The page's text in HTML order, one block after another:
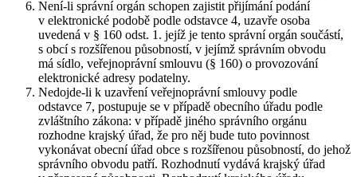
Není-li správní orgán schopen zajistit přijímání podání
v elektronické podobě podle odstavce 4, uzavře osoba
uvedená v § 160 odst. 1. jejíž je tento správní orgán součástí,
s obcí s rozšířenou působností, v jejímž správním obvodu
má sídlo, veřejnoprávní smlouvu (§ 160) o provozování
elektronické adresy podatelny.
Nedojde-li k uzavření veřejnoprávní smlouvy podle
odstavce 7, postupuje se v případě obecního úřadu podle
zvláštního zákona: v případě jiného správního orgánu
rozhodne krajský úřad, že pro něj bude tuto povinnost
vykonávat obecní úřad obce s rozšířenou působností, do jehož
správního obvodu patří. Rozhodnutí vydává krajský úřad